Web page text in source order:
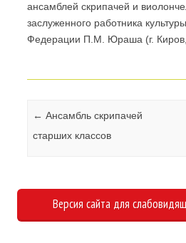
ансамблей скрипачей и
заслуженного работника
Федерации П.М. Юраша (г. Киров,
Навигация по записям
← Ансамбль скрипачей
старших классов
Версия сайта для